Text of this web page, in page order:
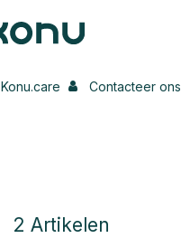
Konu.care Contacteer ons
2 Artikelen